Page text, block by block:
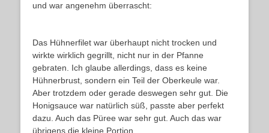
und war angenehm überrascht:
Das Hühnerfilet war überhaupt nicht trocken und
wirkte wirklich gegrillt, nicht nur in der Pfanne
gebraten. Ich glaube allerdings, dass es keine
Hühnerbrust, sondern ein Teil der Oberkeule war.
Aber trotzdem oder gerade deswegen sehr gut. Die
Honigsauce war natürlich süß, passte aber perfekt
dazu. Auch das Püree war sehr gut. Auch das war
übrigens die kleine Portion.